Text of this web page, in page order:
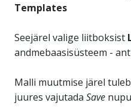
Templates
Seejärel valige liitboksist
andmebaasisüsteem -
Malli muutmise järel
juures vajutada Save